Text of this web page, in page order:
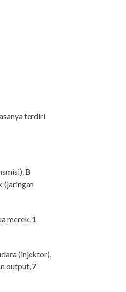
terdiri
B
(jaringan
merek. 1
(injektor),
output, 7